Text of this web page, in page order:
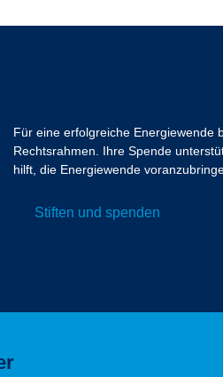
Für eine erfolgreiche Energiewende
Rechtsrahmen. Ihre Spende
hilft, die Energiewende
Stiften und spenden